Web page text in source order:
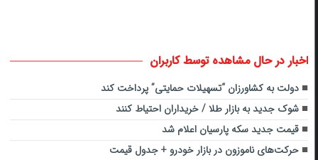
اخبار در حال مشاهده توسط کاربران
دولت به کشاورزان “تسهیلات حمایتی” پرداخت کند
شوک جدید به بازار طلا / خریداران احتیاط کنند
قیمت جدید سکه پارسیان اعلام شد
حرکت‌های ناموزون در بازار خودرو + جدول قیمت